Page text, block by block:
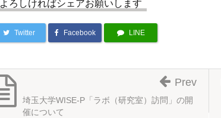
よろしければシェアお願いします
Twitter Facebook LINE
埼玉大学WISE-P「ラボ（研究室）訪問」の開
催について
Prev